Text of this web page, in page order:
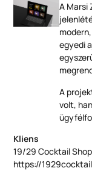
Kliens
19/29 Cocktail
https://
A Marsi
egyedi
A
volt,